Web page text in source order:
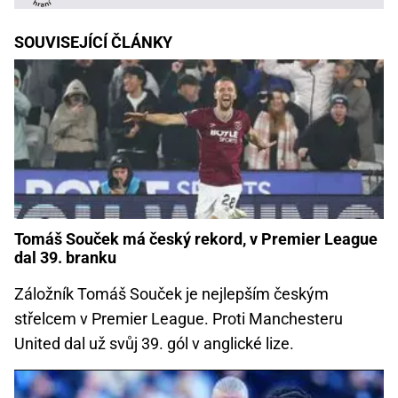
SOUVISEJÍCÍ ČLÁNKY
Tomáš Souček má český rekord, v Premier League
dal 39. branku
Záložník Tomáš Souček je nejlepším českým
střelcem v Premier League. Proti Manchesteru
United dal už svůj 39. gól v anglické lize.